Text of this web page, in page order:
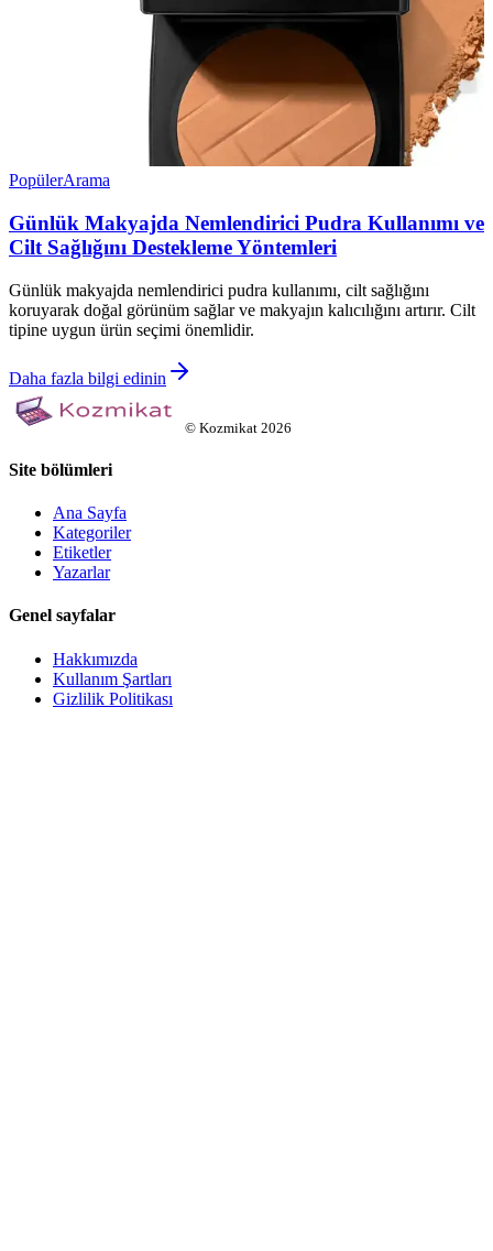
PopülerArama
Günlük Makyajda Nemlendirici Pudra Kullanımı ve
Cilt Sağlığını Destekleme Yöntemleri
Günlük makyajda nemlendirici pudra kullanımı, cilt sağlığını
koruyarak doğal görünüm sağlar ve makyajın kalıcılığını artırır. Cilt
tipine uygun ürün seçimi önemlidir.
Daha fazla bilgi edinin
© Kozmikat 2026
Site bölümleri
Ana Sayfa
Kategoriler
Etiketler
Yazarlar
Genel sayfalar
Hakkımızda
Kullanım Şartları
Gizlilik Politikası